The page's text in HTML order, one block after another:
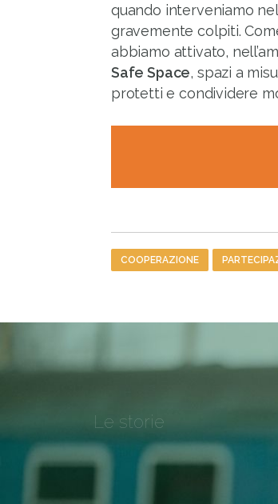
quando interveniamo
gravemente colpiti.
abbiamo attivato,
Safe Space, spazi a
protetti e condividere
Tag
COOPERAZIONE
Le storie